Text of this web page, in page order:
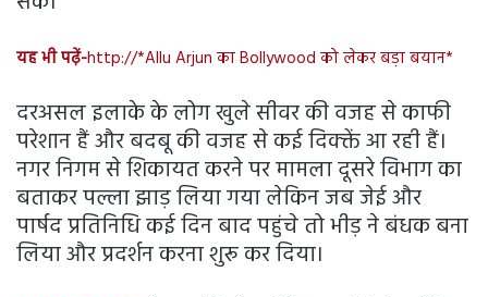
यह भी पढ़ें-http://*Allu Arjun का Bollywood को लेकर बड़ा बयान*
दरअसल इलाके के लोग खुले सीवर की वजह से काफी
परेशान हैं और बदबू की वजह से कई दिक्क्तें आ रही हैं।
नगर निगम से शिकायत करने पर मामला दूसरे विभाग का
बताकर पल्ला झाड़ लिया गया लेकिन जब जेई और
पार्षद प्रतिनिधि कई दिन बाद पहुंचे तो भीड़ ने बंधक बना
लिया और प्रदर्शन करना शुरू कर दिया।